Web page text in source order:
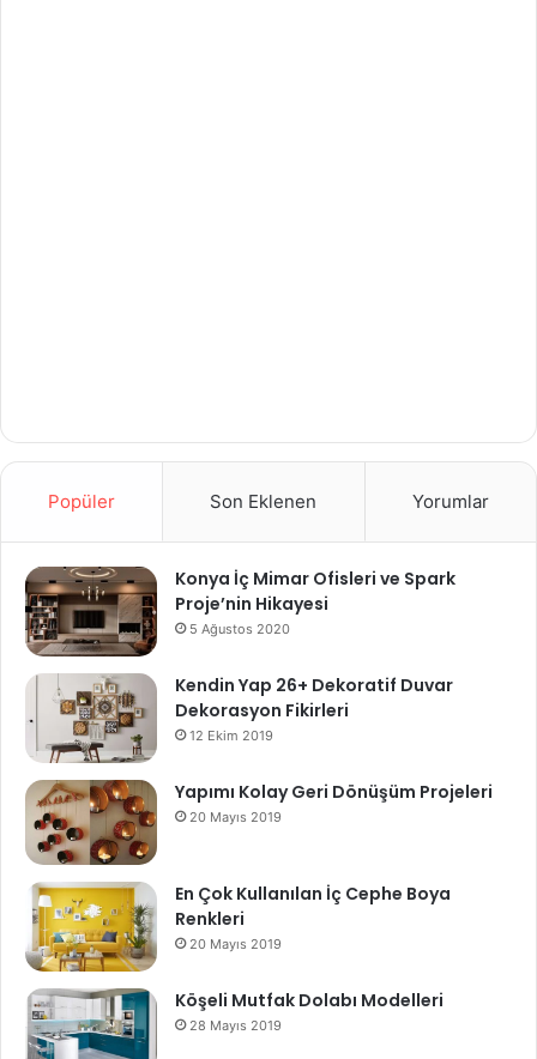
Popüler Son Eklenen Yorumlar
Konya İç Mimar Ofisleri ve Spark
Proje’nin Hikayesi
5 Ağustos 2020
Kendin Yap 26+ Dekoratif Duvar
Dekorasyon Fikirleri
12 Ekim 2019
Yapımı Kolay Geri Dönüşüm Projeleri
20 Mayıs 2019
En Çok Kullanılan İç Cephe Boya
Renkleri
20 Mayıs 2019
Köşeli Mutfak Dolabı Modelleri
28 Mayıs 2019